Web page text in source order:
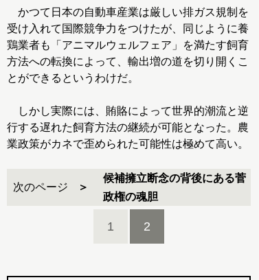
かつて日本の自動車産業は厳しい排ガス規制を
受け入れて国際競争力をつけたが、同じように養
鶏業者も「アニマルウェルフェア」を満たす飼育
方法への転換によって、輸出増の道を切り開くこ
とができるというわけだ。
しかし実際には、賄賂によって世界的潮流と逆
行する遅れた飼育方法の継続が可能となった。農
業政策がカネで歪められた可能性は極めて高い。
次のページ
候補擁立断念の背後にある菅
政権の魂胆
1 2